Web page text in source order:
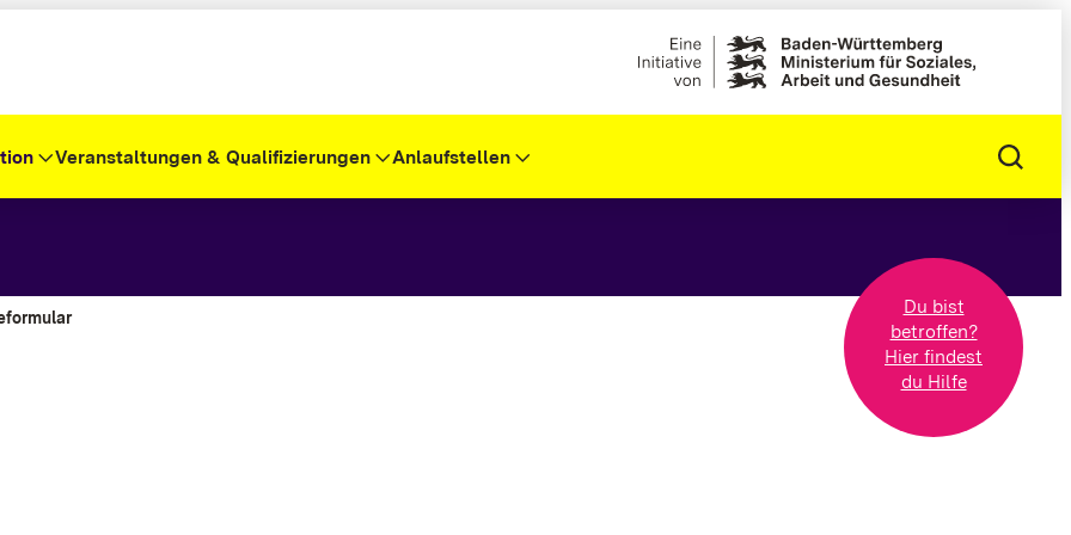
Veranstaltungen & Qualifizierungen Anlaufstellen
Du bist
betroffen?
Hier findest
du Hilfe